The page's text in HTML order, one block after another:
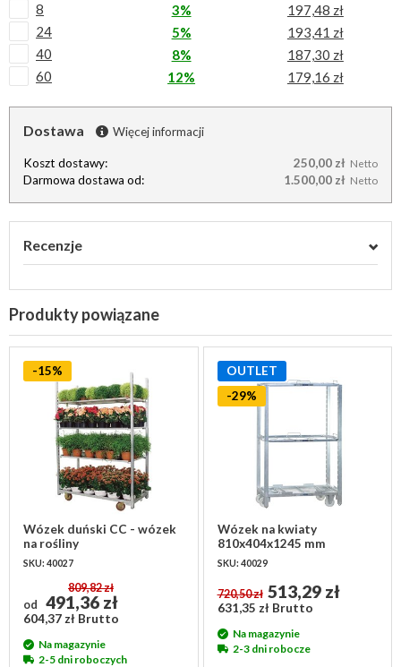
8
3%
197,48 zł
24
5%
193,41 zł
40
8%
187,30 zł
60
12% 179,16 zł
Dostawa Więcej informacji
Koszt dostawy: 250,00 zł Netto
Darmowa dostawa od: 1.500,00 zł Netto
Recenzje
Produkty powiązane
-15%
Wózek duński CC - wózek
na rośliny
1350x565x1900mm
SKU: 40027
od
809,82 zł
491,36 zł
604,37 zł Brutto
Na magazynie
2-5 dni roboczych
OUTLET
-29%
Wózek na kwiaty
810x404x1245 mm
SKU: 40029
720,50 zł 513,29 zł
631,35 zł Brutto
Na magazynie
2-3 dni robocze